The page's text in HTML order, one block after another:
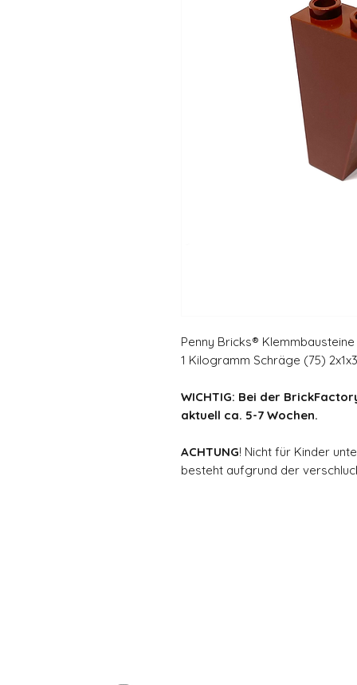
Penny Bricks® Klemmbausteine
1 Kilogramm Schräge (75)
WICHTIG: Bei der
aktuell ca. 5-7 Wochen.
ACHTUNG! Nicht für Kinder
besteht aufgrund der